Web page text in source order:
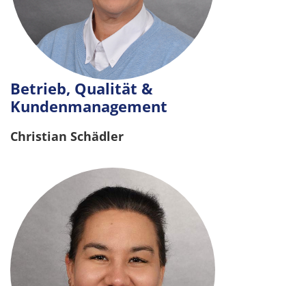
Betrieb, Qualität &
Kundenmanagement
Christian Schädler